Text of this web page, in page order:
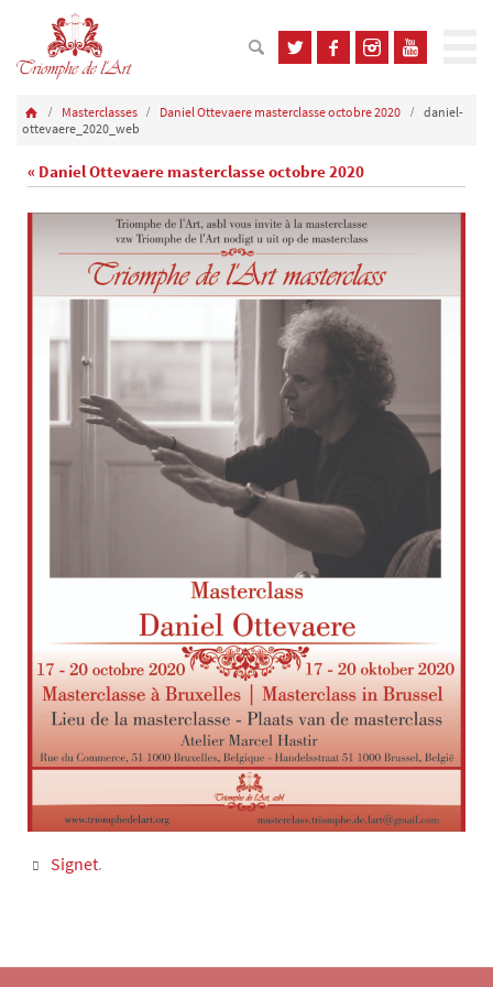
Masterclasses Daniel Ottevaere masterclasse octobre 2020
daniel-
ottevaere_2020_web
« Daniel Ottevaere masterclasse octobre 2020
Signet.